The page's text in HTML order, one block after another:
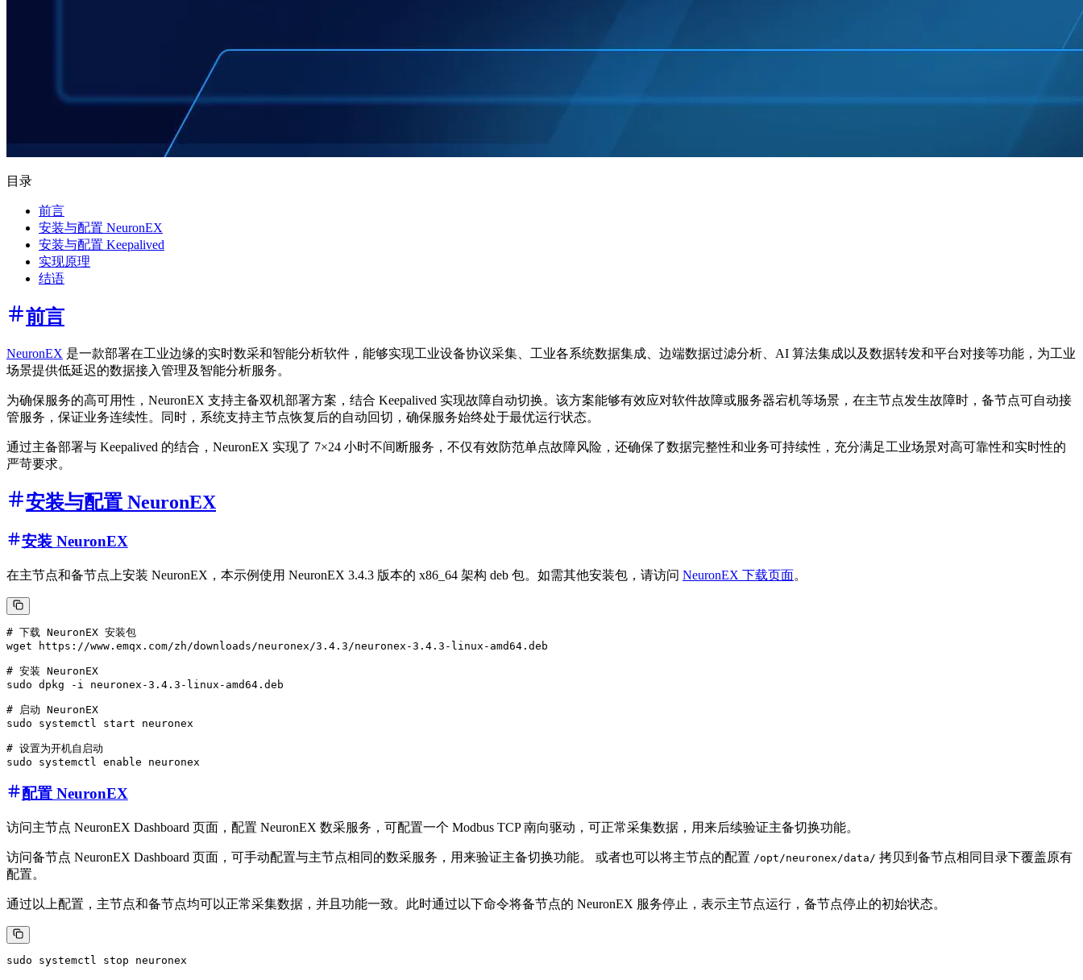
目录
前言
安装与配置 NeuronEX
安装与配置 Keepalived
实现原理
结语
前言
NeuronEX 是一款部署在工业边缘的实时数采和智能分析软件，能够实现工业设备协议采集、工业各系统数据集成、边端数据过滤分析、AI 算法集成以及数据转发和平台对接等功能，为工业
场景提供低延迟的数据接入管理及智能分析服务。
为确保服务的高可用性，NeuronEX 支持主备双机部署方案，结合 Keepalived 实现故障自动切换。该方案能够有效应对软件故障或服务器宕机等场景，在主节点发生故障时，备节点可自动接
管服务，保证业务连续性。同时，系统支持主节点恢复后的自动回切，确保服务始终处于最优运行状态。
通过主备部署与 Keepalived 的结合，NeuronEX 实现了 7×24 小时不间断服务，不仅有效防范单点故障风险，还确保了数据完整性和业务可持续性，充分满足工业场景对高可靠性和实时性的
严苛要求。
安装与配置 NeuronEX
安装 NeuronEX
在主节点和备节点上安装 NeuronEX，本示例使用 NeuronEX 3.4.3 版本的 x86_64 架构 deb 包。如需其他安装包，请访问 NeuronEX 下载页面。
# 下载 NeuronEX 安装包
wget https://www.emqx.com/zh/downloads/neuronex/3.4.3/neuronex-3.4.3-linux-amd64.deb
# 安装 NeuronEX
sudo dpkg -i neuronex-3.4.3-linux-amd64.deb
# 启动 NeuronEX
sudo systemctl start neuronex
# 设置为开机自启动
配置 NeuronEX
访问主节点 NeuronEX Dashboard 页面，配置 NeuronEX 数采服务，可配置一个 Modbus TCP 南向驱动，可正常采集数据，用来后续验证主备切换功能。
访问备节点 NeuronEX Dashboard 页面，可手动配置与主节点相同的数采服务，用来验证主备切换功能。 或者也可以将主节点的配置 /opt/neuronex/data/ 拷贝到备节点相同目录下覆盖原有
配置。
通过以上配置，主节点和备节点均可以正常采集数据，并且功能一致。此时通过以下命令将备节点的 NeuronEX 服务停止，表示主节点运行，备节点停止的初始状态。